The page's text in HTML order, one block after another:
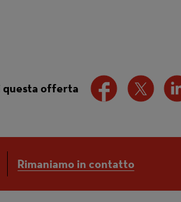
questa offerta
Rimaniamo in contatto